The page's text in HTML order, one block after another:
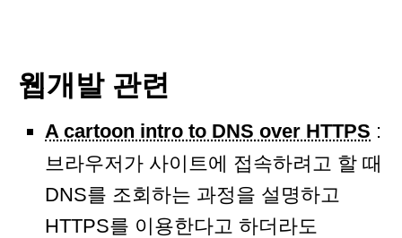
웹개발 관련
A cartoon intro to DNS over HTTPS :
브라우저가 사이트에 접속하려고 할 때
DNS를 조회하는 과정을 설명하고
HTTPS를 이용한다고 하더라도